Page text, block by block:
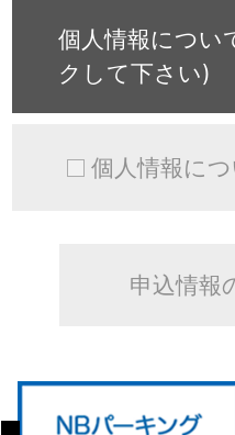
個人情報につ
クして下さい)
個人情報につ